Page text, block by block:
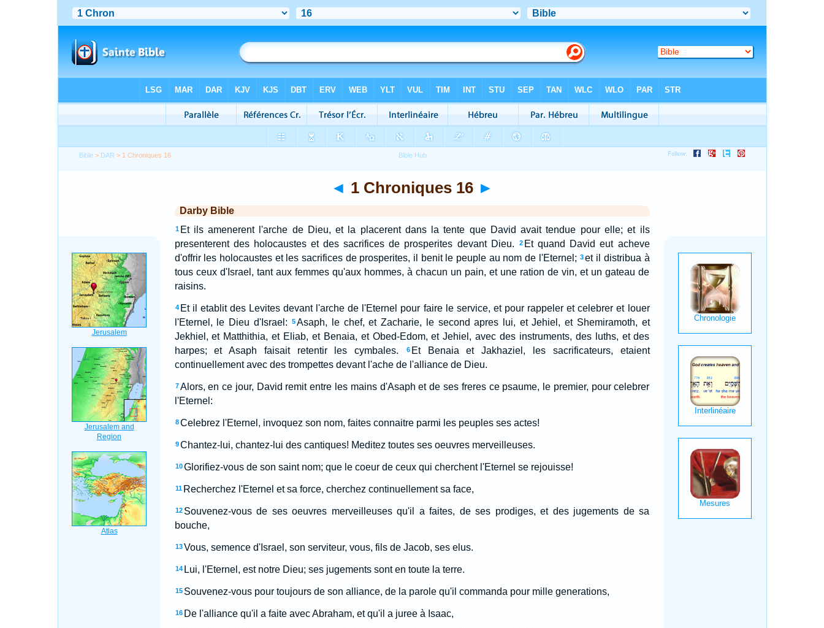
Bible > DAR > 1 Chroniques 16
◄ 1 Chroniques 16 ►
Darby Bible
1 Et ils amenerent l'arche de Dieu, et la placerent dans la tente que David avait tendue pour elle; et ils
presenterent des holocaustes et des sacrifices de prosperites devant Dieu.
2 Et quand David eut acheve
d'offrir les holocaustes et les sacrifices de prosperites, il benit le peuple au nom de l'Eternel; 3 et il distribua à
tous ceux d'Israel, tant aux femmes qu'aux hommes, à chacun un pain, et une ration de vin, et un gateau de
raisins.
4 Et il etablit des Levites devant l'arche de l'Eternel pour faire le service, et pour rappeler et celebrer et louer
l'Eternel, le Dieu d'Israel:
5Asaph, le chef, et Zacharie, le second apres lui, et Jehiel, et Shemiramoth, et
Jekhiel, et Matthithia, et Eliab, et Benaia, et Obed-Edom, et Jehiel, avec des instruments, des luths, et des
harpes; et Asaph faisait retentir les cymbales.
6 Et Benaia et Jakhaziel, les sacrificateurs, etaient
continuellement avec des trompettes devant l'ache de l'alliance de Dieu.
7 Alors, en ce jour, David remit entre les mains d'Asaph et de ses freres ce psaume, le premier, pour celebrer
l'Eternel:
8 Celebrez l'Eternel, invoquez son nom, faites connaitre parmi les peuples ses actes!
9 Chantez-lui, chantez-lui des cantiques! Meditez toutes ses oeuvres merveilleuses.
10 Glorifiez-vous de son saint nom; que le coeur de ceux qui cherchent l'Eternel se rejouisse!
11 Recherchez l'Eternel et sa force, cherchez continuellement sa face,
12 Souvenez-vous de ses oeuvres merveilleuses qu'il a faites, de ses prodiges, et des jugements de sa
bouche,
13 Vous, semence d'Israel, son serviteur, vous, fils de Jacob, ses elus.
14 Lui, l'Eternel, est notre Dieu; ses jugements sont en toute la terre.
15 Souvenez-vous pour toujours de son alliance, de la parole qu'il commanda pour mille generations,
16 De l'alliance qu'il a faite avec Abraham, et qu'il a juree à Isaac,